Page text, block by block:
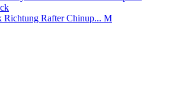
Richtung Rafter Chinup... M